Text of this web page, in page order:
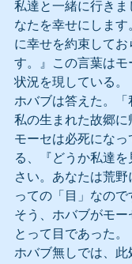
私達と一緒に行き
なたを幸せにしま
に幸せを約束して
す。』この言葉はモ
状況を現している。
ホバブは答えた。「
私の生まれた故郷に
モーセは必死になっ
る、『どうか私達
さい。あなたは荒野
っての「目」なので
そう、ホバブがモー
とって目であった。
ホバブ無しでは、